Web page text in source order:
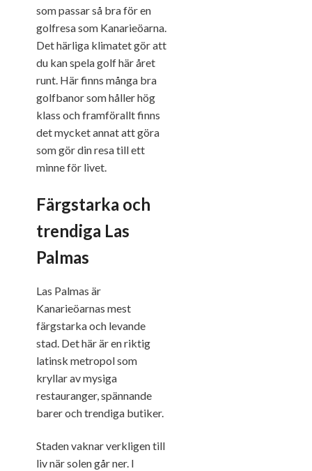
som passar så bra för en
golfresa som Kanarieöarna.
Det härliga klimatet gör att
du kan spela golf här året
runt. Här finns många bra
golfbanor som håller hög
klass och framförallt finns
det mycket annat att göra
som gör din resa till ett
minne för livet.
Färgstarka och
trendiga Las
Palmas
Las Palmas är
Kanarieöarnas mest
färgstarka och levande
stad. Det här är en riktig
latinsk metropol som
kryllar av mysiga
restauranger, spännande
barer och trendiga butiker.
Staden vaknar verkligen till
liv när solen går ner. I